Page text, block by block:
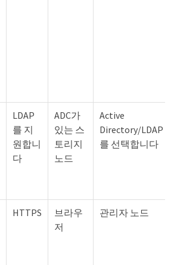
LDAP
를 지
원합니
다
ADC가
있는 스
토리지
노드
Active
Directory/LDAP
를 선택합니다
HTTPS
브라우
저
관리자 노드